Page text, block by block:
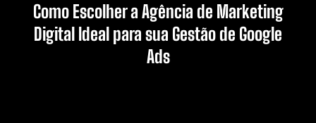
Como Escolher a Agência de Marketing
Digital Ideal para sua Gestão de Google
Ads